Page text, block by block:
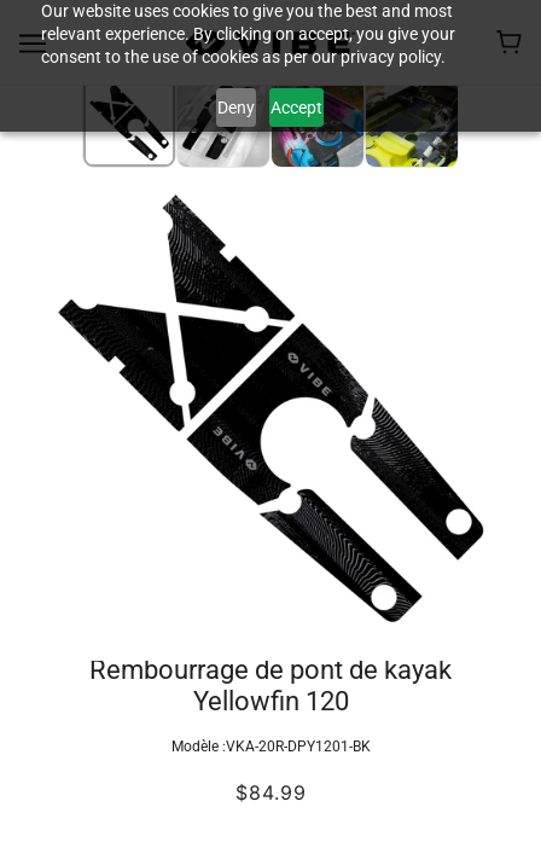
Our website uses cookies to give you the best and most
relevant experience. By clicking on accept, you give your
consent to the use of cookies as per our privacy policy.
Deny Accept
Rembourrage de pont de kayak
Yellowfin 120
Modèle :VKA-20R-DPY1201-BK
$84.99